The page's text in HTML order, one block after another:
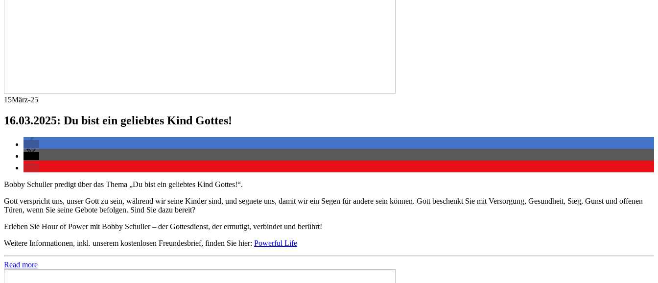
15März-25
16.03.2025: Du bist ein geliebtes Kind Gottes!
Bobby Schuller predigt über das Thema „Du bist ein geliebtes Kind Gottes!“.
Gott verspricht uns, unser Gott zu sein, während wir seine Kinder sind, und segnete uns, damit wir ein Segen für andere sein können. Gott beschenkt Sie mit Versorgung, Gesundheit, Sieg, Gunst und offenen
Türen, wenn Sie seine Gebote befolgen. Sind Sie dazu bereit?
Erleben Sie Hour of Power mit Bobby Schuller – der Gottesdienst, der ermutigt, verbindet und berührt!
Weitere Informationen, inkl. unserem kostenlosen Freundesbrief, finden Sie hier: Powerful Life
Read more